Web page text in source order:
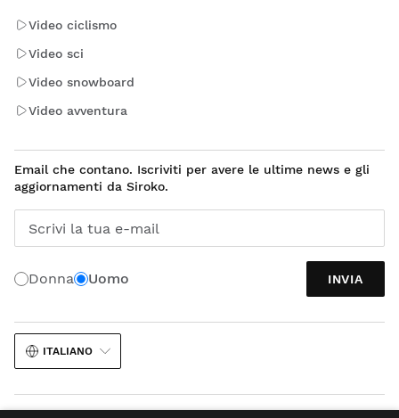
Video ciclismo
Video sci
Video snowboard
Video avventura
Email che contano. Iscriviti per avere le ultime news e gli
aggiornamenti da Siroko.
Scrivi la tua e-mail
Donna Uomo INVIA
ITALIANO